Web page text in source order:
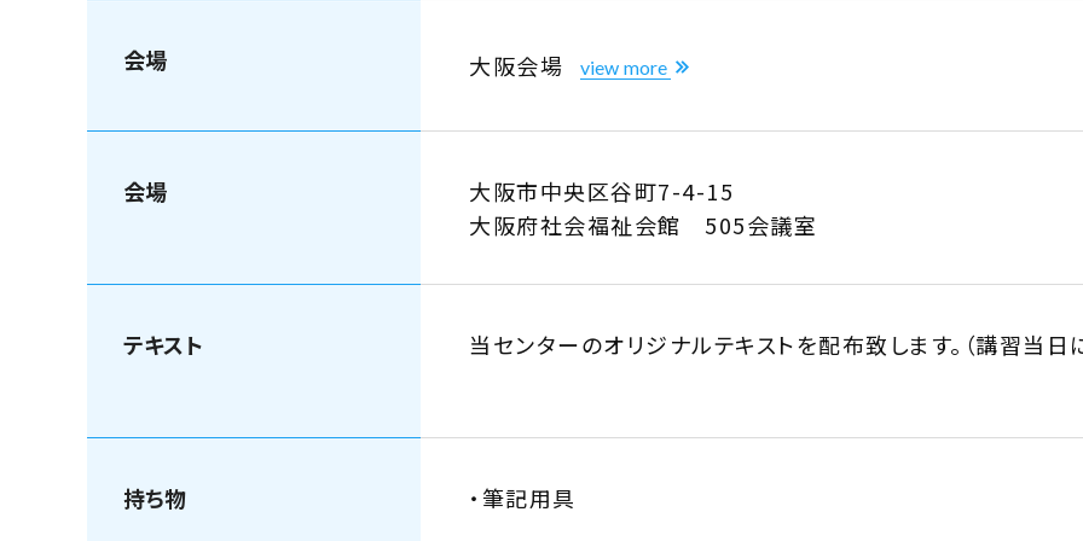
会場 大阪会場 view more
会場
大阪市中央区谷町7-4-15
大阪府社会福祉会館 505会議室
テキスト 当センターのオリジナルテキストを配布致します。（講習当日
持ち物 ・筆記用具